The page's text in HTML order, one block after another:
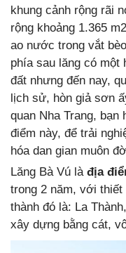
khung cảnh rộng rãi
rộng khoảng 1.365
ao nước trong vắt
phía sau lăng có một
đất nhưng đến nay,
lịch sử, hòn giả sơn
quan Nha Trang, bạn
điểm này, để trải
hóa dan gian muôn
Lăng Bà Vú là địa
trong 2 năm, với
thành đó là: La
xây dựng bằng cát,